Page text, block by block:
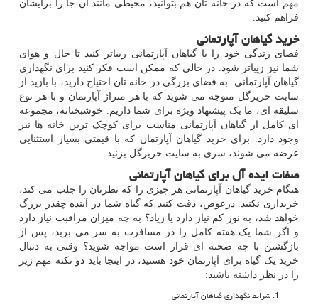
مهم است که در خانه تان هم بتوانید، محیطی مانند آن جا را برایشان
فراهم کنید.
خرید گیاهان آپارتمانی
فضای زندگی خود را با گیاهان آپارتمانی زیباتر کنید تا حال و هوای
شما نیز زیباتر شود. در حالی که ممکن است فکر کنید برای نگهداری
گیاهان آپارتمانی به فضای بزرگی در خانه تان احتیاج دارید، با بازید از
سایت حریرگل متوجه می شوید که با هر متراژ آپارتمان و با هر نوع
سلیقه ای، ما یک پیشنهاد ویژه برای شما داریم. خوشبختانه، مجموعه
ای کامل از گیاهان آپارتمانی مناسب برای کوچک ترین خانه ها نیز
وجود دارد. برای خرید گیاهان آپارتمان که با قیمتی بسیار استثنایی
عرضه می شوند، سری به سایت حریرگل بزنید.
صفات ایده آل برای گیاهان آپارتمانی
هنگام خرید گیاهان آپارتمانی هر چیزی را که نظرتان را جلب می کند،
خریداری نکنید. درعوض، دقت کنید که گیاه شما در آینده چقدر بزرگ
خواهد شد، به نور کم نیاز دارد یا زیاد؟ به چه میزان مراقبت نیاز دارد
و اگر شما یک هفته کامل را در مسافرت به سر می برید، پس از
بازگشتن با چه صحنه ای قرار است مواجه شوید؟ وقتی به دنبال
خرید یک گیاه برای آپارتمان خود هستید، در اینجا باید دو نکته مهم زیر
را در نظر داشته باشید:
شرایط نگهداری گیاهان آپارتمانی